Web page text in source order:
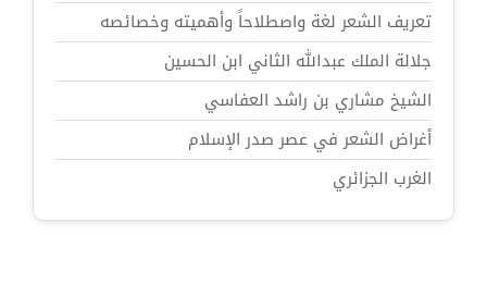
تعريف الشعر لغة واصطلاحاً وأهميته وخصائصه
جلالة الملك عبدالله الثاني ابن الحسين
الشيخ مشاري بن راشد العفاسي
أغراض الشعر في عصر صدر الإسلام
الغرب الجزائري